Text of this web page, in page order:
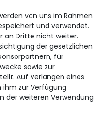
von uns im Rahmen
und verwendet.
an Dritte nicht weiter.
der gesetzlichen
für
sowie zur
Auf Verlangen eines
ihm zur Verfügung
der weiteren Verwendung